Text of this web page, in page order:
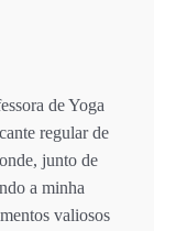
de Yoga
regular de
junto de
a minha
valiosos